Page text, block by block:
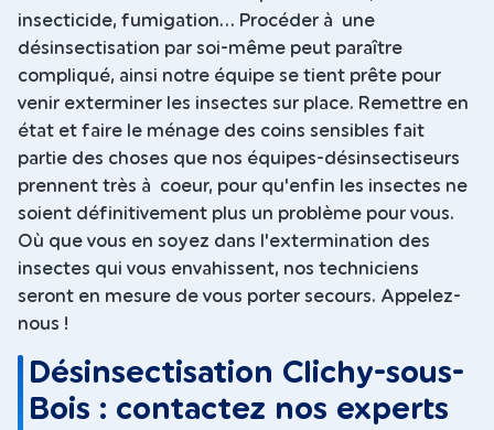
insecticide, fumigation... Procéder à une
désinsectisation par soi-même peut paraître
compliqué, ainsi notre équipe se tient prête pour
venir exterminer les insectes sur place. Remettre en
état et faire le ménage des coins sensibles fait
partie des choses que nos équipes-désinsectiseurs
prennent très à coeur, pour qu'enfin les insectes ne
soient définitivement plus un problème pour vous.
Où que vous en soyez dans l'extermination des
insectes qui vous envahissent, nos techniciens
seront en mesure de vous porter secours. Appelez-
nous !
Désinsectisation Clichy-sous-
Bois : contactez nos experts